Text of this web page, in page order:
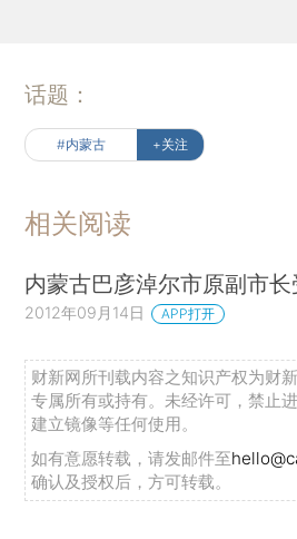
话题：
#内蒙古 +关注
相关阅读
内蒙古巴彦淖尔市原副市
2012年09月14日 APP打开
财新网所刊载内容之知识产权为财
专属所有或持有。未经许可，禁止
建立镜像等任何使用。
如有意愿转载，请发邮件至
确认及授权后，方可转载。